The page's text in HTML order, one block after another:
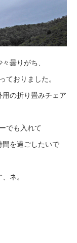
曇りがち、
おりました。
の折り畳みチェア
でも入れて
を過ごしたいで
ネ。